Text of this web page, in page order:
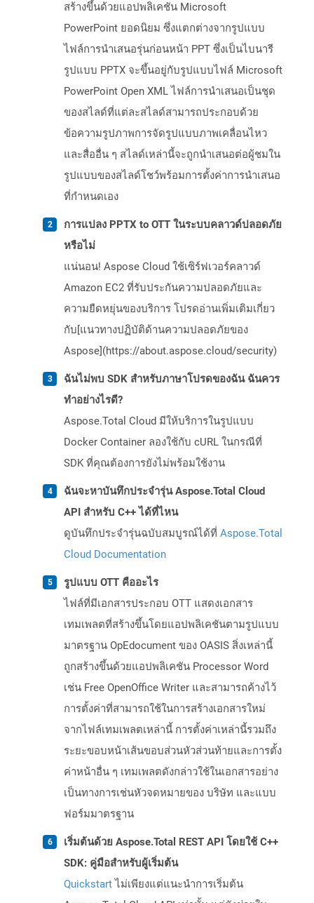
สร้างขึ้นด้วยแอปพลิเคชัน Microsoft
PowerPoint ยอดนิยม ซึ่งแตกต่างจากรูปแบบ
ไฟล์การนำเสนอรุ่นก่อนหน้า PPT ซึ่งเป็นไบนารี
รูปแบบ PPTX จะขึ้นอยู่กับรูปแบบไฟล์ Microsoft
PowerPoint Open XML ไฟล์การนำเสนอเป็นชุด
ของสไลด์ที่แต่ละสไลด์สามารถประกอบด้วย
ข้อความรูปภาพการจัดรูปแบบภาพเคลื่อนไหว
และสื่ออื่น ๆ สไลด์เหล่านี้จะถูกนำเสนอต่อผู้ชมใน
รูปแบบของสไลด์โชว์พร้อมการตั้งค่าการนำเสนอ
ที่กำหนดเอง
การแปลง PPTX to OTT ในระบบคลาวด์ปลอดภัย
หรือไม่
แน่นอน! Aspose Cloud ใช้เซิร์ฟเวอร์คลาวด์
Amazon EC2 ที่รับประกันความปลอดภัยและ
ความยืดหยุ่นของบริการ โปรดอ่านเพิ่มเติมเกี่ยว
กับ[แนวทางปฏิบัติด้านความปลอดภัยของ
Aspose](https://about.aspose.cloud/security)
ฉันไม่พบ SDK สำหรับภาษาโปรดของฉัน ฉันควร
ทำอย่างไรดี?
Aspose.Total Cloud มีให้บริการในรูปแบบ
Docker Container ลองใช้กับ cURL ในกรณีที่
SDK ที่คุณต้องการยังไม่พร้อมใช้งาน
ฉันจะหาบันทึกประจำรุ่น Aspose.Total Cloud
API สำหรับ C++ ได้ที่ไหน
ดูบันทึกประจำรุ่นฉบับสมบูรณ์ได้ที่ Aspose.Total
Cloud Documentation
รูปแบบ OTT คืออะไร
ไฟล์ที่มีเอกสารประกอบ OTT แสดงเอกสาร
เทมเพลตที่สร้างขึ้นโดยแอปพลิเคชันตามรูปแบบ
มาตรฐาน OpEdocument ของ OASIS สิ่งเหล่านี้
ถูกสร้างขึ้นด้วยแอปพลิเคชัน Processor Word
เช่น Free OpenOffice Writer และสามารถค้างไว้
การตั้งค่าที่สามารถใช้ในการสร้างเอกสารใหม่
จากไฟล์เทมเพลตเหล่านี้ การตั้งค่าเหล่านี้รวมถึง
ระยะขอบหน้าเส้นขอบส่วนหัวส่วนท้ายและการตั้ง
ค่าหน้าอื่น ๆ เทมเพลตดังกล่าวใช้ในเอกสารอย่าง
เป็นทางการเช่นหัวจดหมายของ บริษัท และแบบ
ฟอร์มมาตรฐาน
เริ่มต้นด้วย Aspose.Total REST API โดยใช้ C++
SDK: คู่มือสำหรับผู้เริ่มต้น
Quickstartไม่เพียงแต่แนะนำการเริ่มต้น